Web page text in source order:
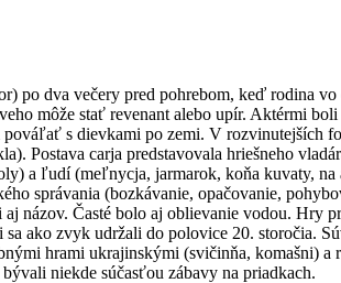
po dva večery pred pohrebom, keď rodina
môže stať revenant alebo upír. Aktérmi
s dievkami po zemi. V rozvinutejších
Postava carja predstavovala hriešneho
a ľudí (meľnycja, jarmarok, koňa kuvaty, na
správania (bozkávanie, opačovanie,
názov. Časté bolo aj oblievanie vodou. Hry
ako zvyk udržali do polovice 20. storočia.
hrami ukrajinskými (svičinňa, komašni) a
niekde súčasťou zábavy na priadkach.